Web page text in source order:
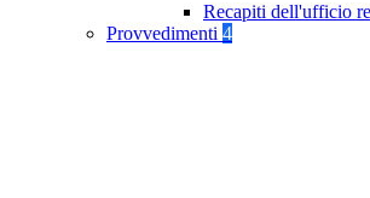
Recapiti dell'ufficio
Provvedimenti 4